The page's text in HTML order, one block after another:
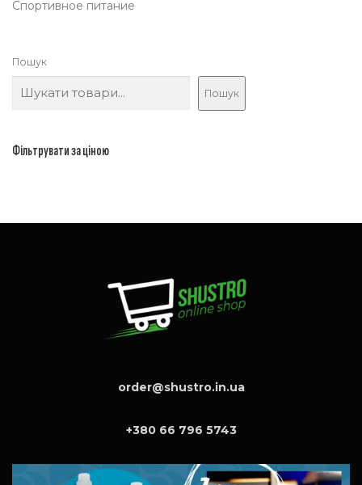
Спортивное питание
Пошук
Пошук
Фільтрувати за ціною
order@shustro.in.ua
+380 66 796 5743